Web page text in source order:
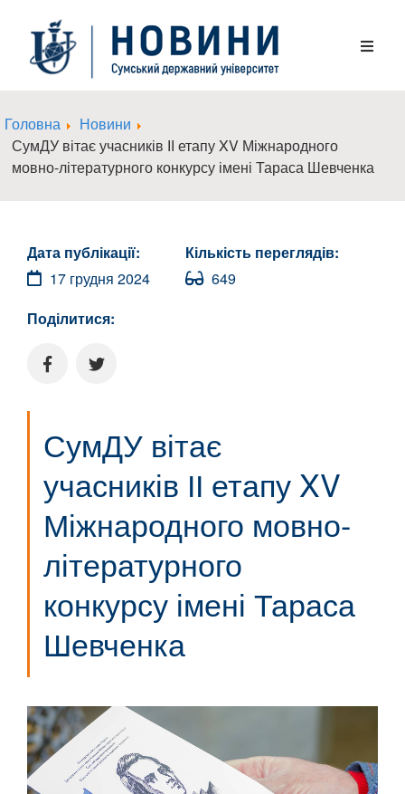
Головна
Новини
СумДУ вітає учасників ІІ етапу XV Міжнародного
мовно-літературного конкурсу імені Тараса Шевченка
Дата публікації:
17 грудня 2024
Кількість переглядів:
649
Поділитися:
СумДУ вітає
учасників ІІ етапу XV
Міжнародного мовно-
літературного
конкурсу імені Тараса
Шевченка